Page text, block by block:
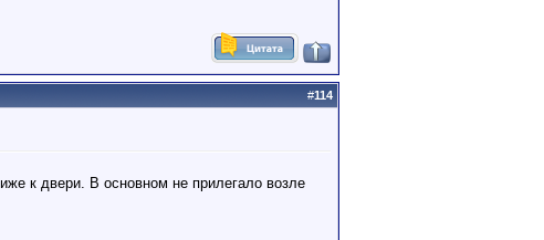
#114
к двери. В основном не прилегало возле